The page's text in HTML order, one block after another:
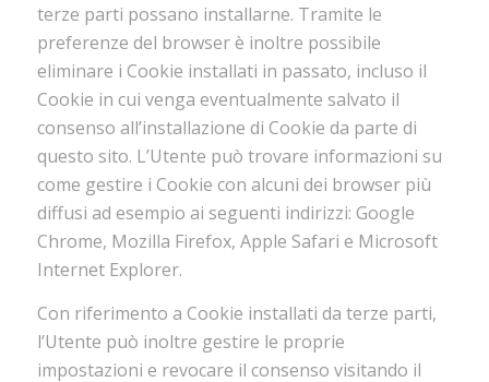
terze parti possano installarne. Tramite le
preferenze del browser è inoltre possibile
eliminare i Cookie installati in passato, incluso il
Cookie in cui venga eventualmente salvato il
consenso all’installazione di Cookie da parte di
questo sito. L’Utente può trovare informazioni su
come gestire i Cookie con alcuni dei browser più
diffusi ad esempio ai seguenti indirizzi: Google
Chrome, Mozilla Firefox, Apple Safari e Microsoft
Internet Explorer.
Con riferimento a Cookie installati da terze parti,
l’Utente può inoltre gestire le proprie
impostazioni e revocare il consenso visitando il